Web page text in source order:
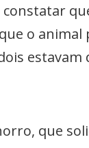
o
que